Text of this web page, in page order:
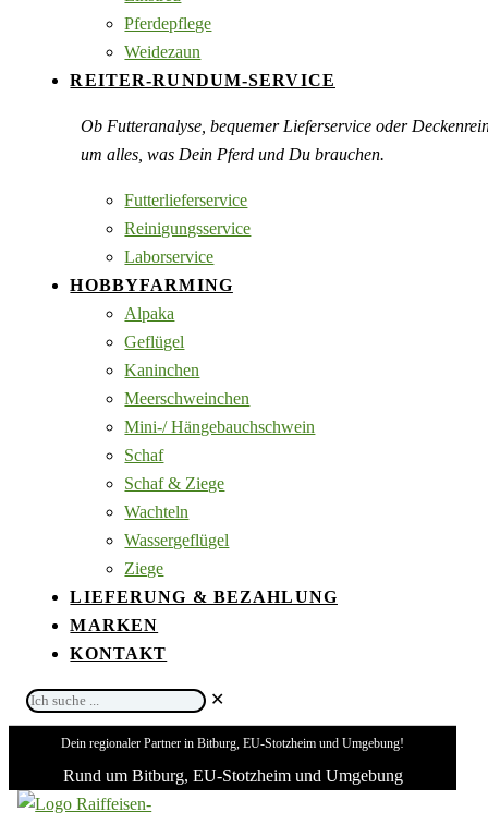
Pferdepflege
Weidezaun
REITER-RUNDUM-SERVICE
Ob Futteranalyse, bequemer Lieferservice oder
um alles, was Dein Pferd und Du brauchen.
Futterlieferservice
Reinigungsservice
Laborservice
HOBBYFARMING
Alpaka
Geflügel
Kaninchen
Meerschweinchen
Mini-/ Hängebauchschwein
Schaf
Schaf & Ziege
Wachteln
Wassergeflügel
Ziege
LIEFERUNG & BEZAHLUNG
MARKEN
KONTAKT
Ich
suche
✕
Dein regionaler Partner in Bitburg, EU-Stotzheim und Umgebung!
Rund um Bitburg, EU-Stotzheim und Umgebung